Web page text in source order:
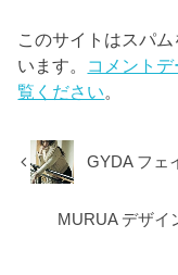
このサイトはスパ
います。 コメント
覧ください。
GYDA フェ
MURUA デザイ